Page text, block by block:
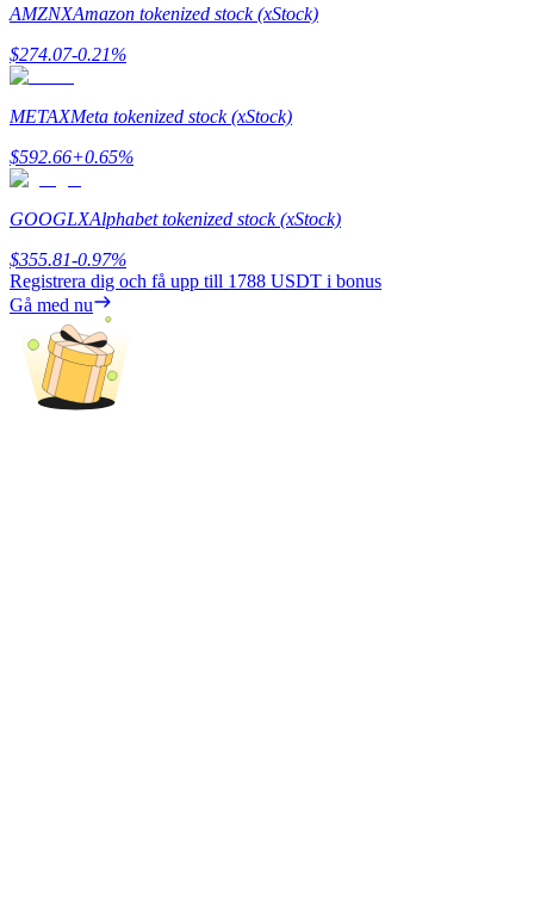
Hög avkastning och omedelbar tillgång
Launchpool
Flexibel insats för att tjäna populära tokens
AMZNXAmazon tokenized stock (xStock)
$274.07-0.21%
METAXMeta tokenized stock (xStock)
$592.66+0.65%
GOOGLXAlphabet tokenized stock (xStock)
$355.81-0.97%
Registrera dig och få upp till 1788 USDT i bonus
Gå med nu